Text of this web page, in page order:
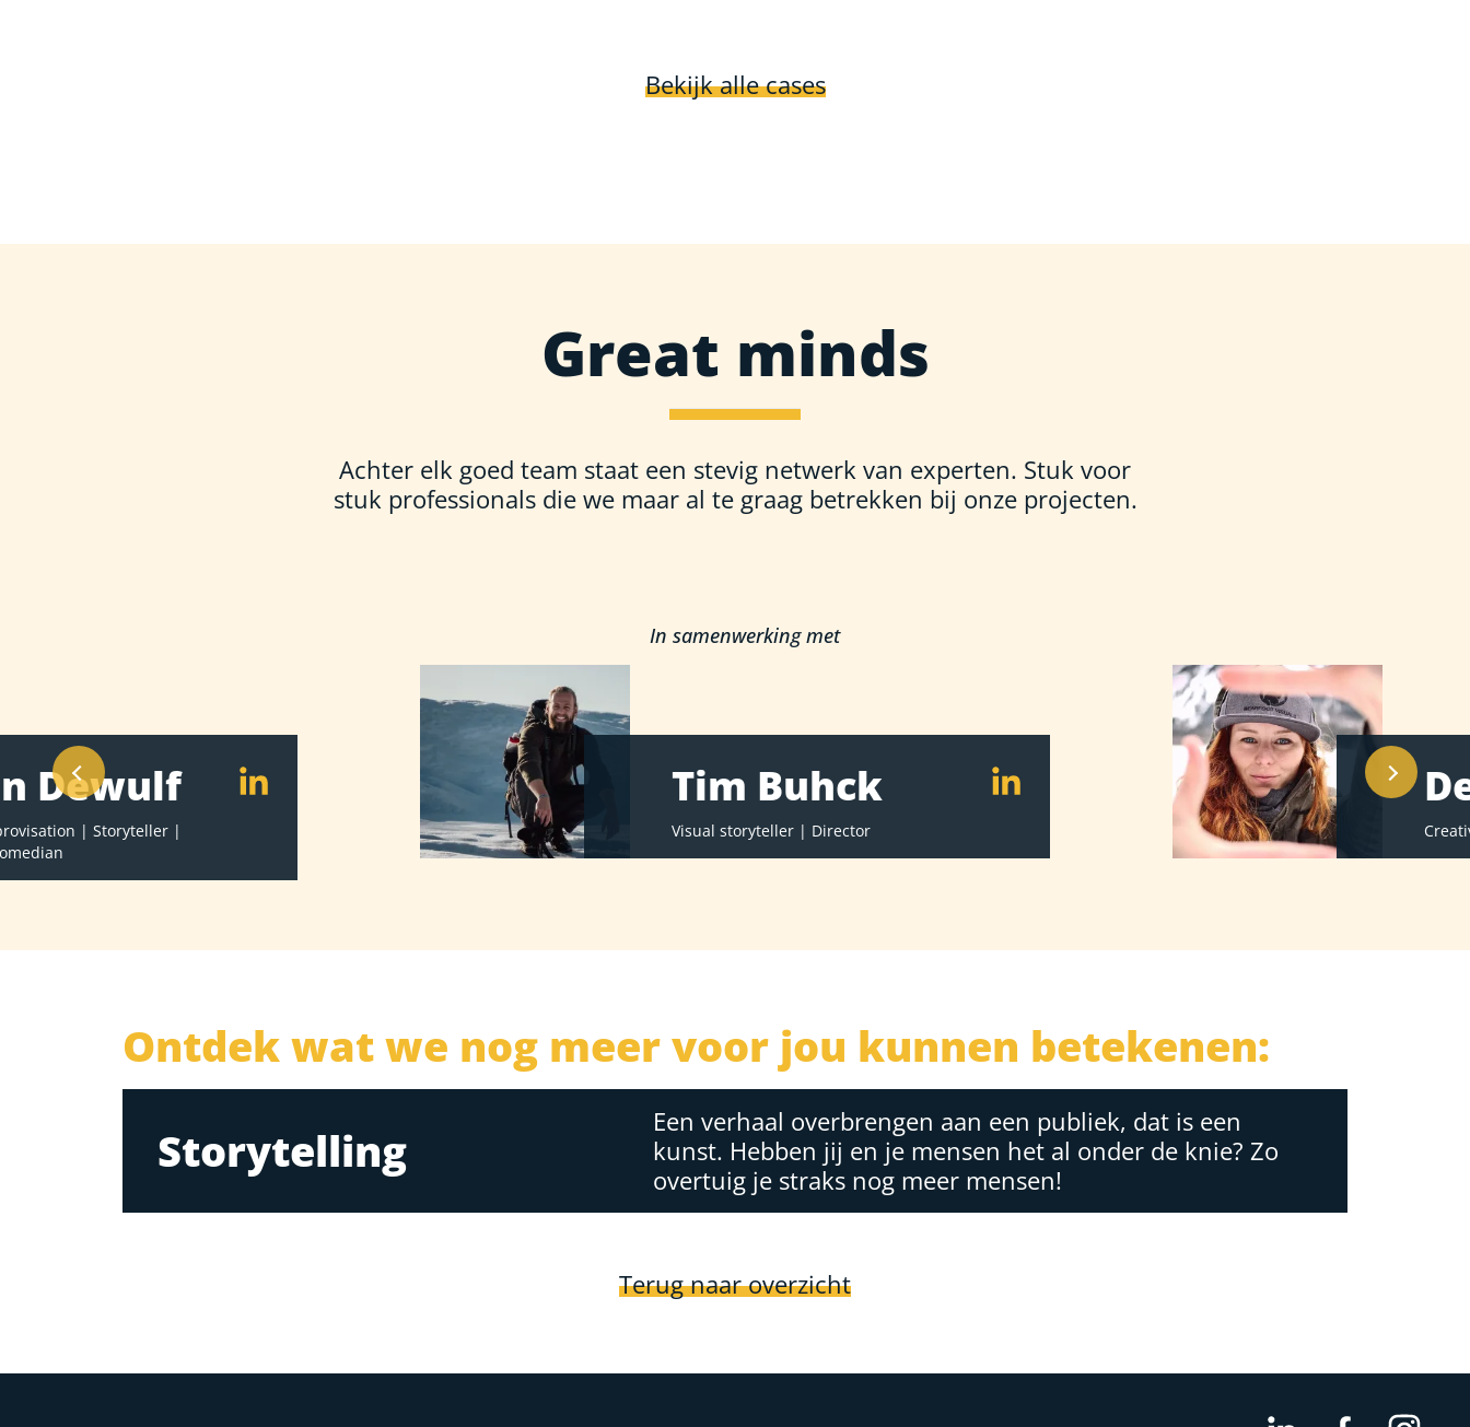
Bekijk alle cases
Great minds
Achter elk goed team staat een stevig netwerk van experten. Stuk voor
stuk professionals die we maar al te graag betrekken bij onze projecten.
In samenwerking met
Dewulf
Storyteller
Tim Buhck
Visual storyteller Director
Ontdek wat we nog meer voor jou kunnen betekenen:
Storytelling
Een verhaal overbrengen aan een publiek, dat is een
kunst. Hebben jij en je mensen het al onder de knie? Zo
overtuig je straks nog meer mensen!
Terug naar overzicht
LinkedIn Facebook